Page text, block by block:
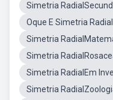
Simetria
Oque E Simetria
Simetria
Simetria
Simetria RadialEm
Simetria